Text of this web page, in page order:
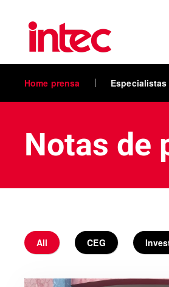
Skip to main content
Home prensa Especialistas
Notas de
All CEG